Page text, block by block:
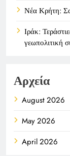
Νέα Κρήτη:
Ιράκ:
γεωπολιτική
Αρχεία
August 2026
May 2026
April 2026